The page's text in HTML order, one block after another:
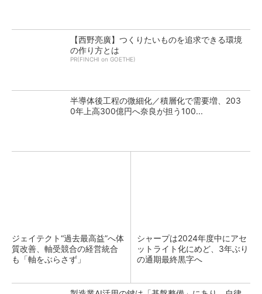
【西野亮廣】つくりたいものを追求できる環境
の作り方とは
PR(FINCHI on GOETHE)
半導体後工程の微細化／積層化で需要増、203
0年上高300億円へ奈良が担う100...
ジェイテクト“過去最高益”へ体
質改善、軸受競合の経営統合
も「軸をぶらさず」
シャープは2024年度中にアセ
ットライト化にめど、3年ぶり
の通期最終黒字へ